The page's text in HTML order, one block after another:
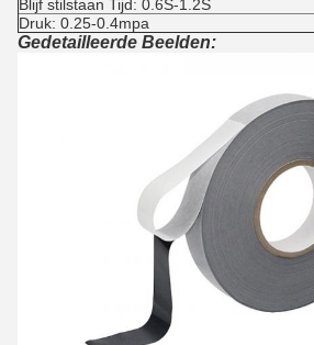
Blijf stilstaan Tijd: 0.6S-1.2S
Druk: 0.25-0.4mpa
Gedetailleerde Beelden: